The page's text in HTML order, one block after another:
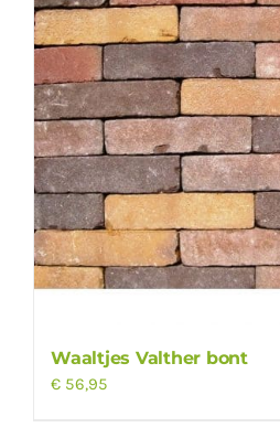
Waaltjes Valther bont
€ 56,95